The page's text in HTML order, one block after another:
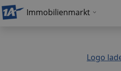
Immobilienmarkt
Logo